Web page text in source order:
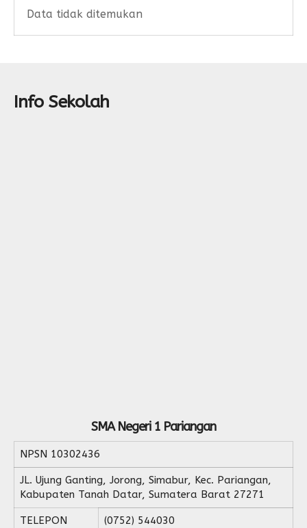
Data tidak ditemukan
Info Sekolah
SMA Negeri 1 Pariangan
NPSN 10302436
JL. Ujung Ganting, Jorong, Simabur, Kec. Pariangan,
Kabupaten Tanah Datar, Sumatera Barat 27271
TELEPON (0752) 544030